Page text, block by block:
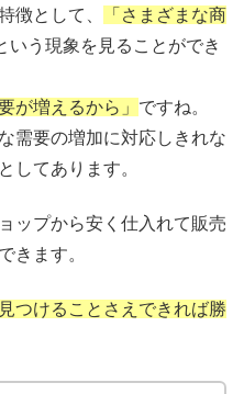
徴として、
「さまざまな商
いう現象を見ることができ
が増えるから」 ですね。
需要の増加に対応しきれな
してあります。
ップから安く仕入れて販売
きます。
つけることさえできれば勝